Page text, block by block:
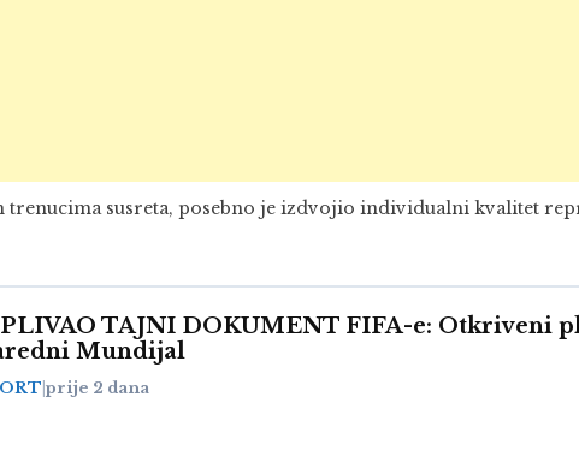
susreta, posebno je izdvojio individualni kvalitet
TAJNI DOKUMENT FIFA-e: Otkriveni
Mundijal
prije 2 dana